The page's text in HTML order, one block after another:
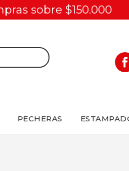
sobre $150.000
PECHERAS